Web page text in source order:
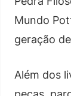
Mundo
geração
Além dos